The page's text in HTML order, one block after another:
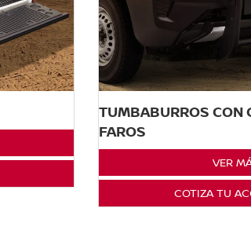
TUMBABURROS CON
FAROS
VER
COTIZA TU